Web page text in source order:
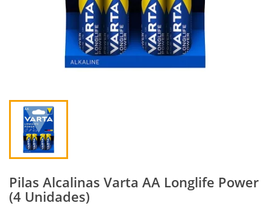
Pilas Alcalinas Varta AA Longlife Power
(4 Unidades)